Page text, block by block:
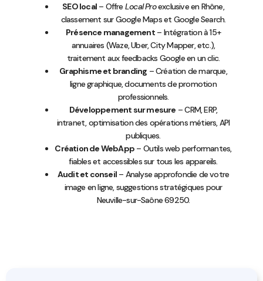
SEO local – Offre Local Proexclusive en Rhône,
classement sur Google Maps et Google Search.
Présence management– Intégration à 15+
annuaires (Waze, Uber, City Mapper, etc.),
traitement aux feedbacks Google en un clic.
Graphisme et branding – Création de marque,
ligne graphique, documents de promotion
professionnels.
Développement sur mesure – CRM, ERP,
intranet, optimisation des opérations métiers, API
publiques.
Création de WebApp – Outils web performantes,
fiables et accessibles sur tous les appareils.
Audit et conseil – Analyse approfondie de votre
image en ligne, suggestions stratégiques pour
Neuville-sur-Saône 69250.